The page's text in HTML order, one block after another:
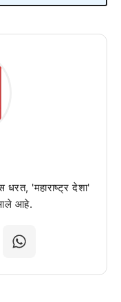
धरत, 'महाराष्ट्र देशा'
आले आहे.